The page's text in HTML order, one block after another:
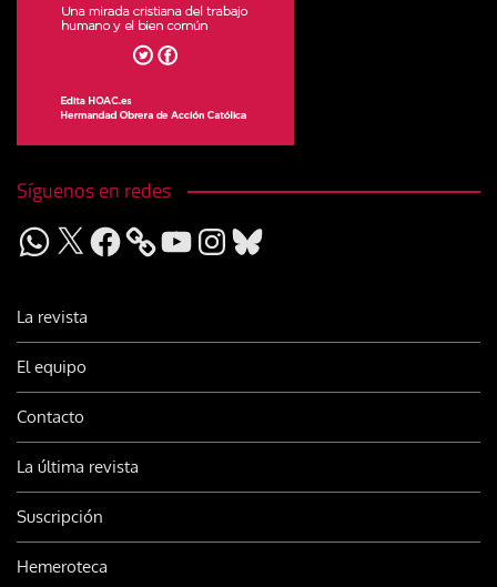
Síguenos en redes
WhatsApp
X Facebook YouTubeInstagram
Bluesky
La revista
El equipo
Contacto
La última revista
Suscripción
Hemeroteca